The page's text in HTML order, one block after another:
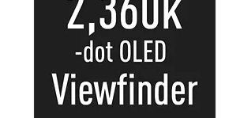
Tocuri si huse protectie aparate
Hamuri si Centuri foto
Curele Aparat - Umar
Genti Laptop si iPad
Hand Strap / Grip